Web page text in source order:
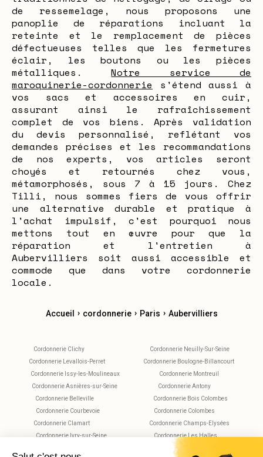
de ressemelage, nous proposons une
panoplie de réparations incluant la
reteinte et le remplacement de pièces
défectueuses telles que les fermetures
éclair, les boutons ou les pièces
métalliques.Notre service de
maroquinerie-cordonnerie s'étend aussi à
vos sacs et accessoires en cuir,
assurant ainsi le rafraîchissement
complet de vos biens. Après validation
du devis personnalisé, reflétant vos
demandes précises et les recommandations
de nos experts, vos articles seront
choyés et retournés chez vous,
métamorphosés, sous 7 à 15 jours. Chez
Tilli, nous sommes fiers de vous offrir
une alternative durable et pratique à
l'achat impulsif, c'est pourquoi nous
mettons tout en œuvre pour que la
réparation et l'entretien à
Aubervilliers soit aussi accessible et
commode que dans votre cordonnerie
locale.
Accueil › cordonnerie › Paris › Aubervilliers
Cordonnerie Clichy
Cordonnerie Neuilly-Sur-Seine
Cordonnerie Levallois-Perret
Cordonnerie Boulogne-Billancourt
Cordonnerie Issy-les-Moulineaux
Cordonnerie Montreuil
Cordonnerie Asnières-sur-Seine
Cordonnerie Antony
Cordonnerie Belleville
Cordonnerie Bois Colombes
Cordonnerie Courbevoie
Cordonnerie Colombes
Cordonnerie Clamart
Cordonnerie Champs-Elysées
Cordonnerie Ivry-sur-Seine
Cordonnerie Les Halles
Cordonnerie Montparnasse